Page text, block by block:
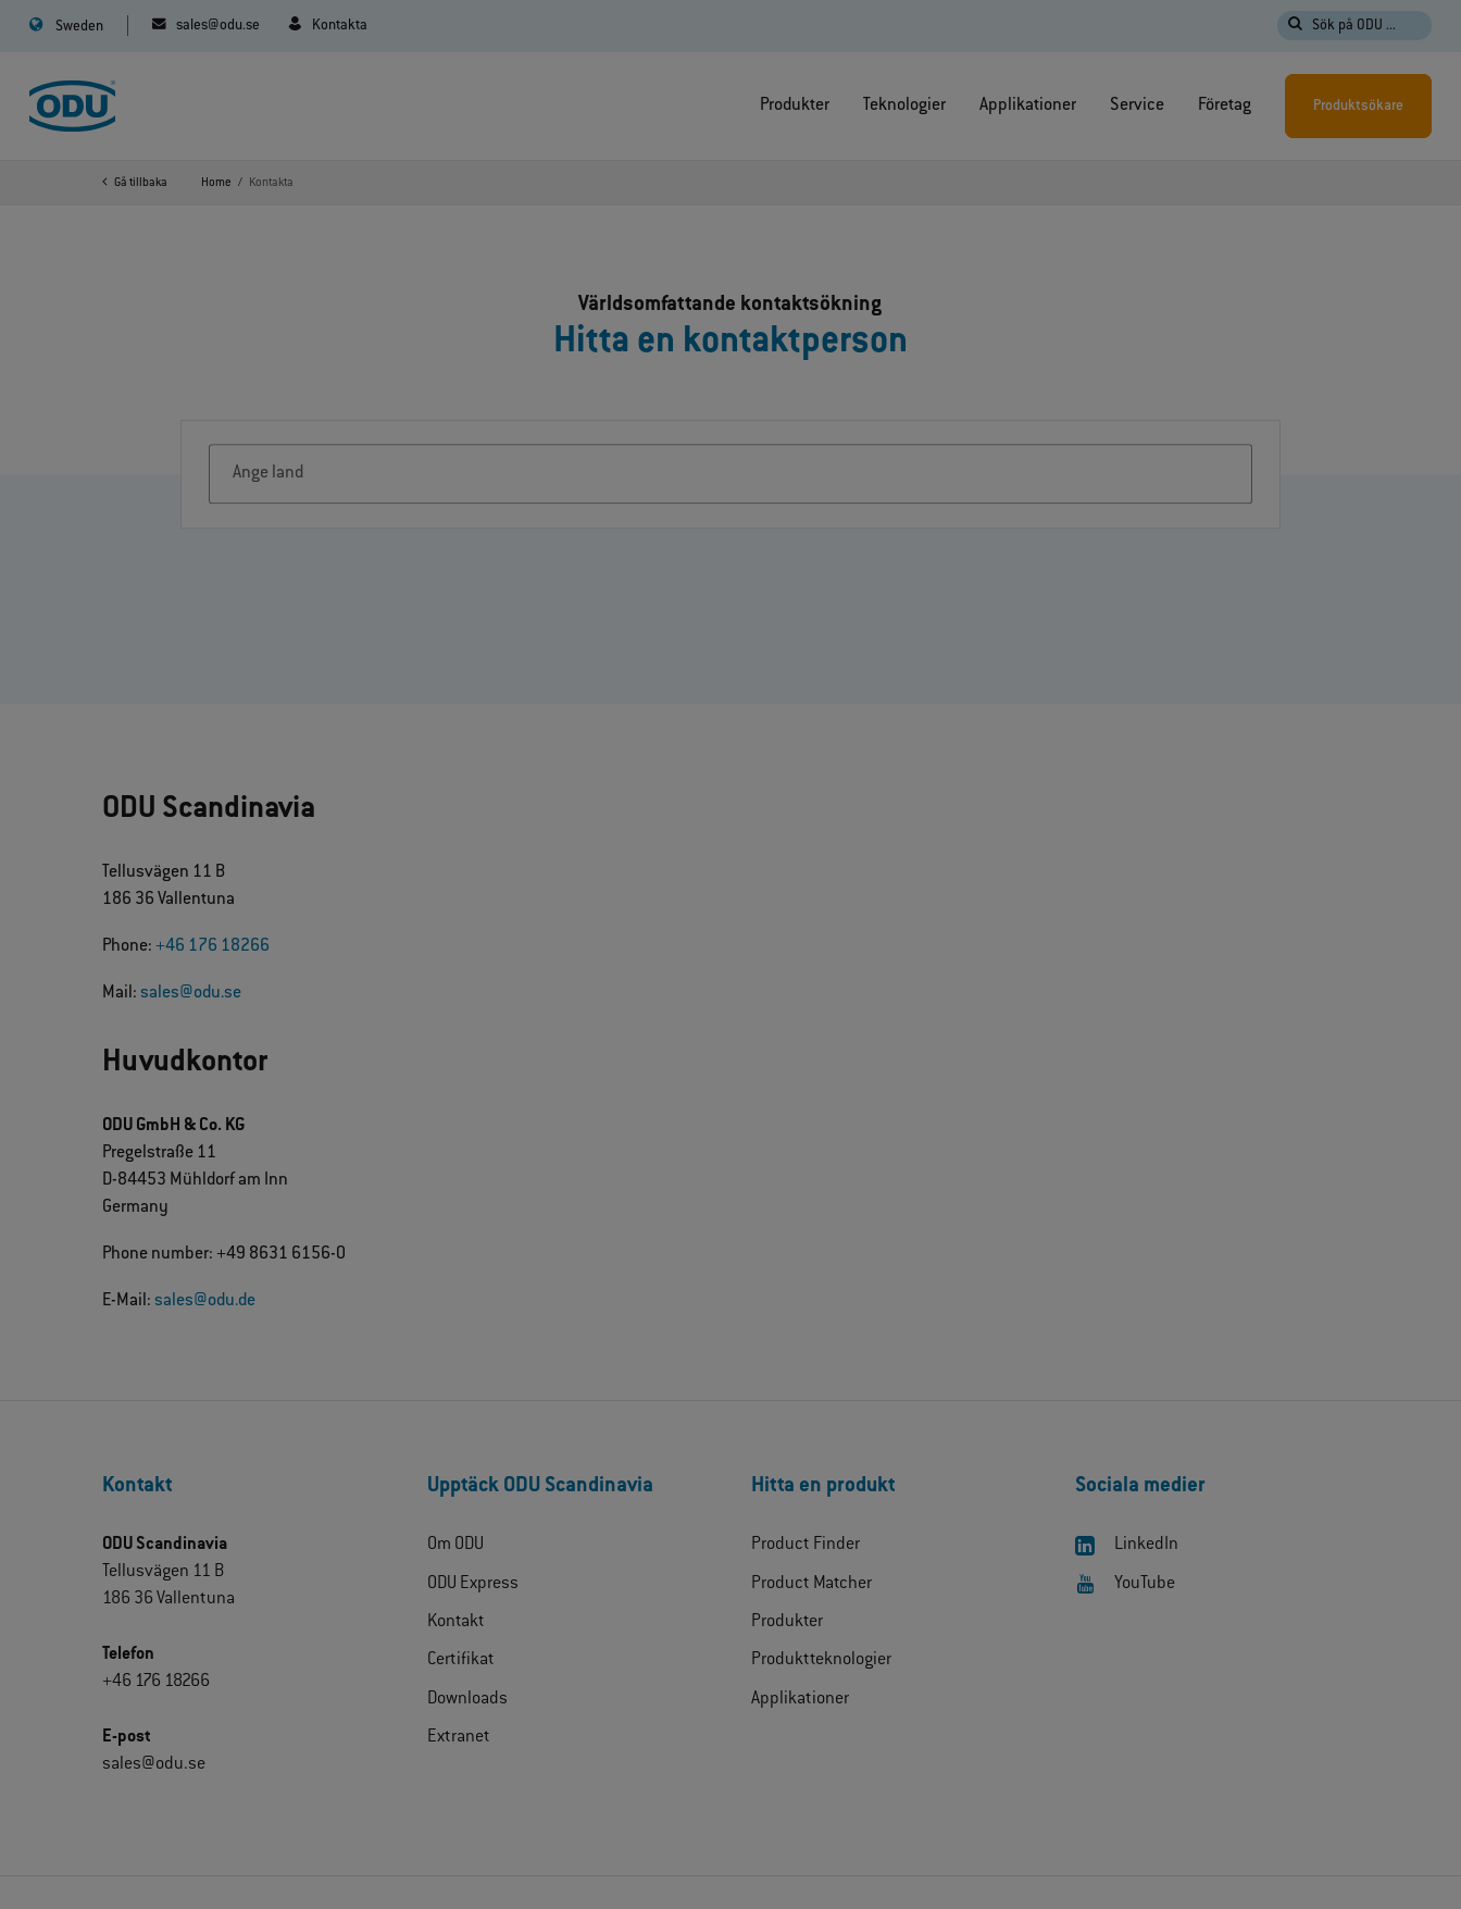
Sweden sales@odu.se Kontakta Sök på ODU ...
Produkter Teknologier Applikationer Service Företag Produktsökare
Gå tillbaka Home Kontakta
Hitta en kontaktperson
Världsomfattande kontaktsökning
Ange land
ODU Scandinavia
Tellusvägen 11 B
186 36 Vallentuna
Phone:+46 176 18266
Mail:sales@odu.se
Huvudkontor
ODU GmbH & Co. KG
Pregelstraße 11
D-84453 Mühldorf am Inn
Germany
Phone number: +49 8631 6156-0
E-Mail:sales@odu.de
Kontakt
ODU Scandinavia
Tellusvägen 11 B
186 36 Vallentuna
Telefon
+46 176 18266
E-post
sales@odu.se
Upptäck ODU Scandinavia
Om ODU
ODU Express
Kontakt
Certifikat
Downloads
Extranet
Hitta en produkt
Product Finder
Product Matcher
Produkter
Produktteknologier
Applikationer
Sociala medier
LinkedIn
YouTube